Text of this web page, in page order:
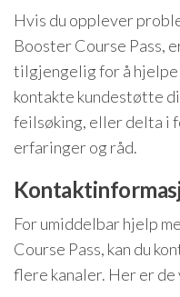
Hvis du opplever
Booster Course Pass,
tilgjengelig for å hjelpe
kontakte kundestøtte
feilsøking, eller delta i
erfaringer og råd.
For umiddelbar hjelp
Course Pass, kan du
flere kanaler. Her er